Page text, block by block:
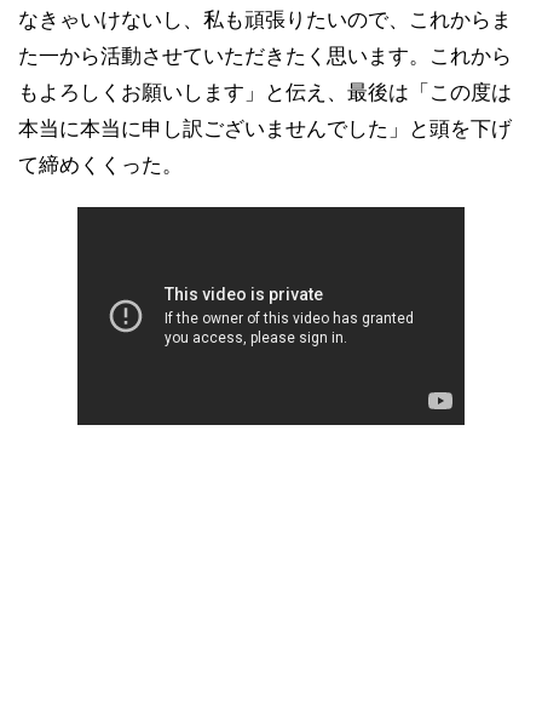
なきゃいけないし、私も頑張りたいので、これからま
た一から活動させていただきたく思います。これから
もよろしくお願いします」と伝え、最後は「この度は
本当に本当に申し訳ございませんでした」と頭を下げ
て締めくくった。